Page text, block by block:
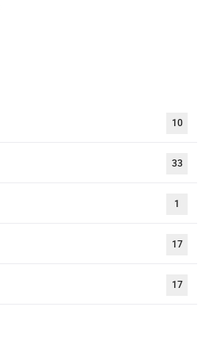
10
33
1
17
17